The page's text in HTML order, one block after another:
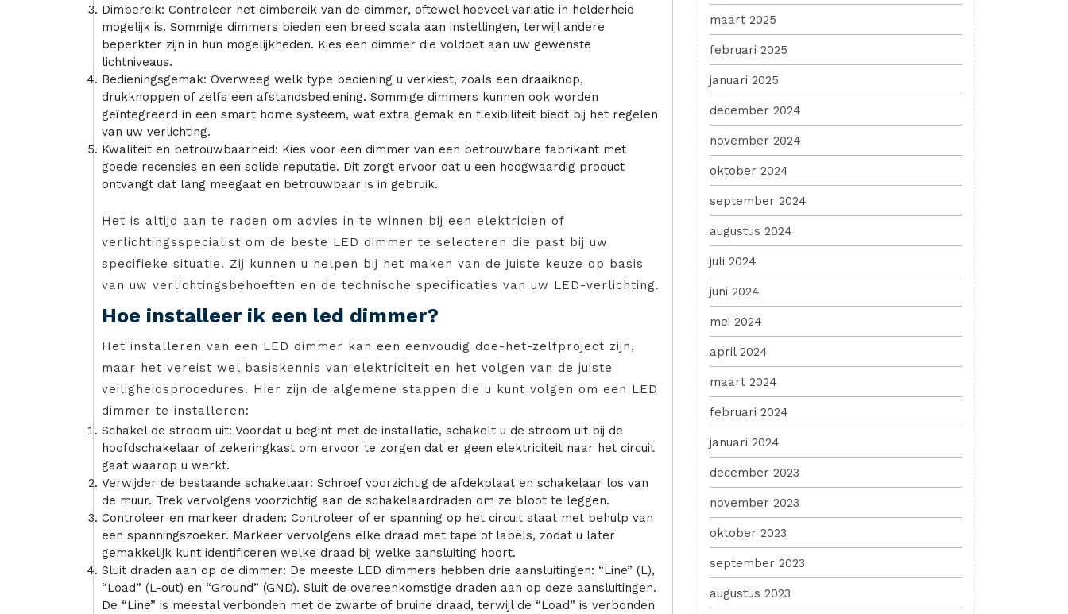
Dimbereik: Controleer het dimbereik van de dimmer, oftewel hoeveel variatie in helderheid
mogelijk is. Sommige dimmers bieden een breed scala aan instellingen, terwijl andere
beperkter zijn in hun mogelijkheden. Kies een dimmer die voldoet aan uw gewenste
lichtniveaus.
Bedieningsgemak: Overweeg welk type bediening u verkiest, zoals een draaiknop,
drukknoppen of zelfs een afstandsbediening. Sommige dimmers kunnen ook worden
geïntegreerd in een smart home systeem, wat extra gemak en flexibiliteit biedt bij het regelen
van uw verlichting.
Kwaliteit en betrouwbaarheid: Kies voor een dimmer van een betrouwbare fabrikant met
goede recensies en een solide reputatie. Dit zorgt ervoor dat u een hoogwaardig product
ontvangt dat lang meegaat en betrouwbaar is in gebruik.
Het is altijd aan te raden om advies in te winnen bij een elektricien of
verlichtingsspecialist om de beste LED dimmer te selecteren die past bij uw
specifieke situatie. Zij kunnen u helpen bij het maken van de juiste keuze op basis
van uw verlichtingsbehoeften en de technische specificaties van uw LED-verlichting.
Hoe installeer ik een led dimmer?
Het installeren van een LED dimmer kan een eenvoudig doe-het-zelfproject zijn,
maar het vereist wel basiskennis van elektriciteit en het volgen van de juiste
veiligheidsprocedures. Hier zijn de algemene stappen die u kunt volgen om een LED
dimmer te installeren:
Schakel de stroom uit: Voordat u begint met de installatie, schakelt u de stroom uit bij de
hoofdschakelaar of zekeringkast om ervoor te zorgen dat er geen elektriciteit naar het circuit
gaat waarop u werkt.
Verwijder de bestaande schakelaar: Schroef voorzichtig de afdekplaat en schakelaar los van
de muur. Trek vervolgens voorzichtig aan de schakelaardraden om ze bloot te leggen.
Controleer en markeer draden: Controleer of er spanning op het circuit staat met behulp van
een spanningszoeker. Markeer vervolgens elke draad met tape of labels, zodat u later
gemakkelijk kunt identificeren welke draad bij welke aansluiting hoort.
Sluit draden aan op de dimmer: De meeste LED dimmers hebben drie aansluitingen: “Line” (L),
“Load” (L-out) en “Ground” (GND). Sluit de overeenkomstige draden aan op deze aansluitingen.
De “Line” is meestal verbonden met de zwarte of bruine draad, terwijl de “Load” is verbonden
maart 2025
februari 2025
januari 2025
december 2024
november 2024
oktober 2024
september 2024
augustus 2024
juli 2024
juni 2024
mei 2024
april 2024
maart 2024
februari 2024
januari 2024
december 2023
november 2023
oktober 2023
september 2023
augustus 2023